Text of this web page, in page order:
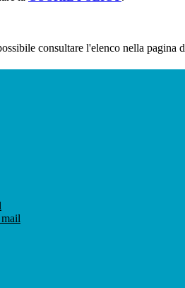
consultare l'elenco nella pagina